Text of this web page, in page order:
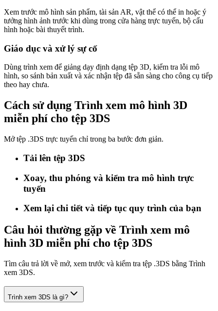
Xem trước mô hình sản phẩm, tài sản AR, vật thể có thể in hoặc ý
tưởng hình ảnh trước khi dùng trong cửa hàng trực tuyến, bộ cấu
hình hoặc bài thuyết trình.
Giáo dục và xử lý sự cố
Dùng trình xem để giảng dạy định dạng tệp 3D, kiểm tra lỗi mô
hình, so sánh bản xuất và xác nhận tệp đã sẵn sàng cho công cụ tiếp
theo hay chưa.
Cách sử dụng Trình xem mô hình 3D
miễn phí cho tệp 3DS
Mở tệp .3DS trực tuyến chỉ trong ba bước đơn giản.
Tải lên tệp 3DS
Xoay, thu phóng và kiểm tra mô hình trực
tuyến
Xem lại chi tiết và tiếp tục quy trình của bạn
Câu hỏi thường gặp về Trình xem mô
hình 3D miễn phí cho tệp 3DS
Tìm câu trả lời về mở, xem trước và kiểm tra tệp .3DS bằng Trình
xem 3DS.
Trình xem 3DS là gì?